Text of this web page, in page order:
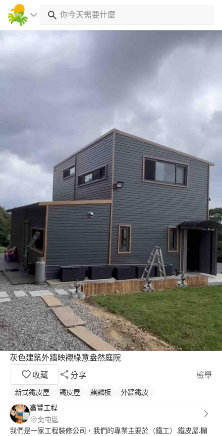
灰色建築外牆映襯綠意盎然庭院
收藏
分享 檢舉
新式鐵皮屋 鐵皮屋 麒麟板
外牆鐵皮
鑫豐工程
北屯區
我們是一家工程裝修公司，我們的專業主要於（鐵工）.鐵皮屋.欄